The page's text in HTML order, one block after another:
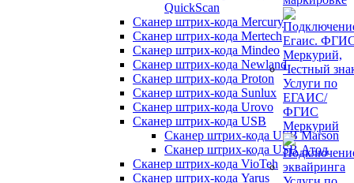
QuickScan
Сканер штрих-кода Mercury
Сканер штрих-кода Mertech
Сканер штрих-кода Mindeo
Сканер штрих-кода Newland
Сканер штрих-кода Proton
Сканер штрих-кода Sunlux
Сканер штрих-кода Urovo
Сканер штрих-кода USB
Сканер штрих-кода USB Marson
Сканер штрих-кода USB Атол
Сканер штрих-кода VioTeh
Сканер штрих-кода Yarus
Услуги по
ЕГАИС/
ФГИС
Меркурий